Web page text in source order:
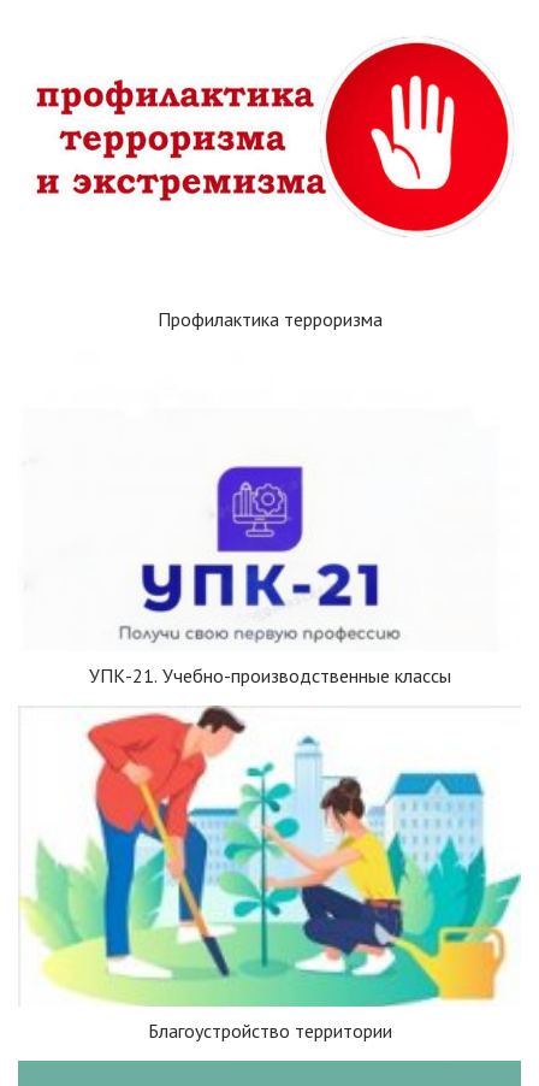
Профилактика терроризма
УПК-21. Учебно-производственные классы
Благоустройство территории